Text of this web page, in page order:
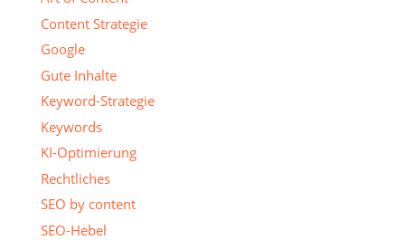
Content Strategie
Google
Gute Inhalte
Keyword-Strategie
Keywords
KI-Optimierung
Rechtliches
SEO by content
SEO-Hebel